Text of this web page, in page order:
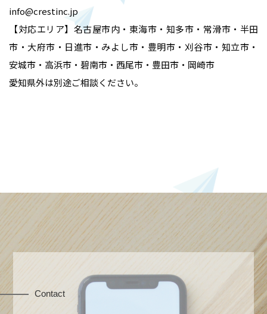
info@crestinc.jp
【対応エリア】名古屋市内・東海市・知多市・常滑市・半田
市・大府市・日進市・みよし市・豊明市・刈谷市・知立市・
安城市・高浜市・碧南市・西尾市・豊田市・岡崎市
愛知県外は別途ご相談ください。
Contact